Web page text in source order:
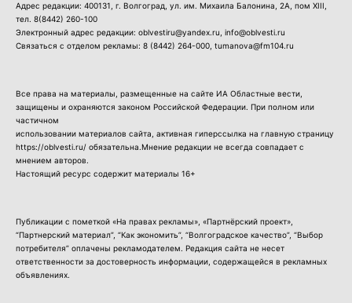
Адрес редакции: 400131, г. Волгоград, ул. им. Михаила Балонина, 2А, пом XIII,
тел. 8(8442) 260-100
Электронный адрес редакции: oblvestiru@yandex.ru, info@oblvesti.ru
Связаться с отделом рекламы: 8 (8442) 264-000 , tumanova@fm104.ru
Все права на материалы, размещенные на сайте ИА Областные вести,
защищены и охраняются законом Российской Федерации. При полном или
частичном
использовании материалов сайта, активная гиперссылка на главную страницу
https://oblvesti.ru/ обязательна.Мнение редакции не всегда совпадает с
мнением авторов.
Настоящий ресурс содержит материалы 16+
Публикации с пометкой «На правах рекламы», «Партнёрский проект»,
“Партнерский материал”, “Как экономить”, “Волгоградское качество”, “Выбор
потребителя” оплачены рекламодателем. Редакция сайта не несет
ответственности за достоверность информации, содержащейся в рекламных
объявлениях.